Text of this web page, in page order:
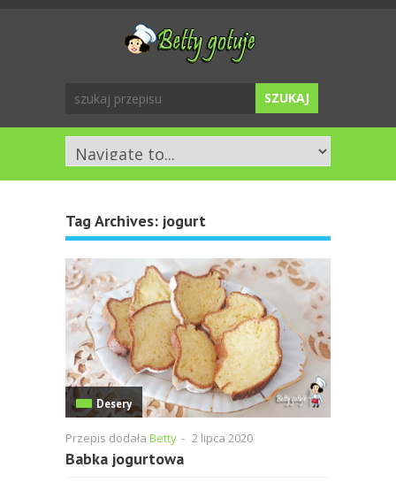
Tag Archives: jogurt
Desery
Przepis dodała Betty - 2 lipca 2020
Babka jogurtowa